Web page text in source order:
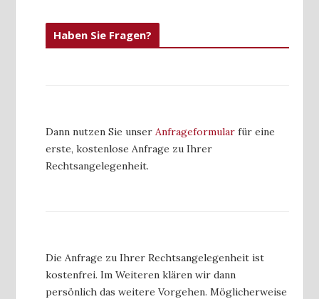
Haben Sie Fragen?
Dann nutzen Sie unser Anfrageformular für eine
erste, kostenlose Anfrage zu Ihrer
Rechtsangelegenheit.
Die Anfrage zu Ihrer Rechtsangelegenheit ist
kostenfrei. Im Weiteren klären wir dann
persönlich das weitere Vorgehen. Möglicherweise